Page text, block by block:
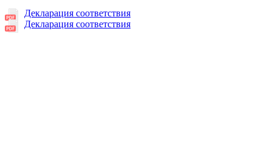
Декларация соответствия
Декларация соответствия